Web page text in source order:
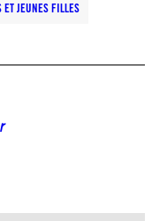
ET JEUNES FILLES